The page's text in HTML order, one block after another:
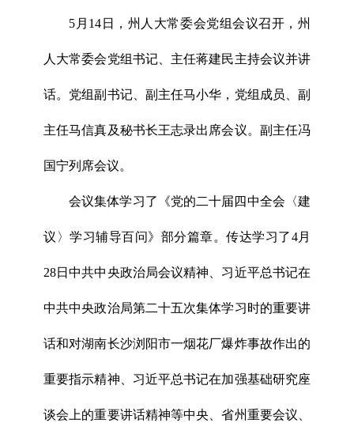
5月14日，州人大常委会党组会议召开，州
人大常委会党组书记、主任蒋建民主持会议并讲
话。党组副书记、副主任马小华，党组成员、副
主任马信真及秘书长王志录出席会议。副主任冯
国宁列席会议。
会议集体学习了《党的二十届四中全会〈建
议〉学习辅导百问》部分篇章。传达学习了4月
28日中共中央政治局会议精神、习近平总书记在
中共中央政治局第二十五次集体学习时的重要讲
话和对湖南长沙浏阳市一烟花厂爆炸事故作出的
重要指示精神、习近平总书记在加强基础研究座
谈会上的重要讲话精神等中央、省州重要会议、